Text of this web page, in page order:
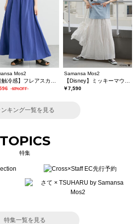
Mos2
-60%OFF-
Samansa Mos2
￥7,590
ンキング一覧を見る
TOPICS
特集
特集一覧を見る